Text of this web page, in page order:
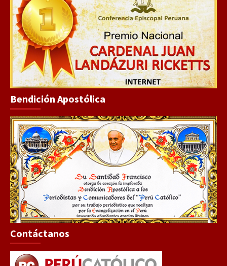
Bendición Apostólica
Contáctanos